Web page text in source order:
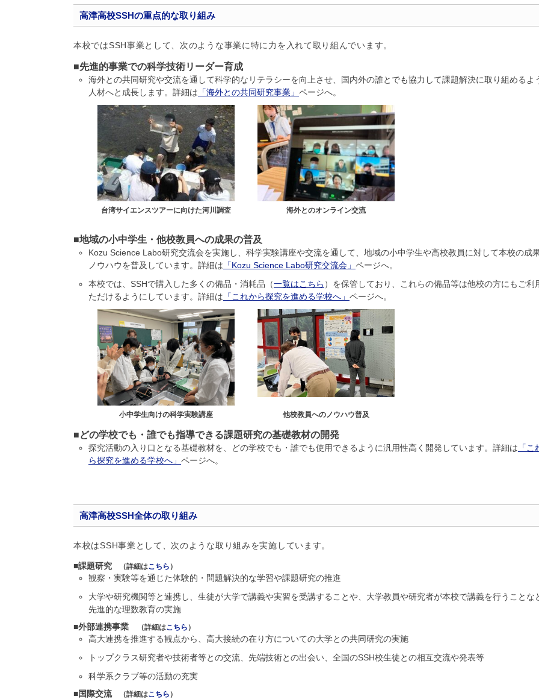
高津高校SSHの重点的な取り組み
本校ではSSH事業として、次のような事業に特に力を入れて取り組んでいます。
■先進的事業での科学技術リーダー育成
海外との共同研究や交流を通して科学的なリテラシーを向上させ、国内外の誰とでも協力して課題解決に取り組めるよ
人材へと成長します。詳細は 「海外との共同研究事業」 ページへ。
台湾サイエンスツアーに向けた河川調査 海外とのオンライン交流
■地域の小中学生・他校教員への成果の普及
Kozu Science Labo研究交流会を実施し、科学実験講座や交流を通して、地域の小中学生や高校教員に対して本校の成
ノウハウを普及しています。詳細は 「Kozu Science Labo研究交流会」 ページへ。
本校では、SSHで購入した多くの備品・消耗品（一覧はこちら ）を保管しており、これらの備品等は他校の方にもご利
ただけるようにしています。詳細は 「これから探究を進める学校へ」 ページへ。
小中学生向けの科学実験講座 他校教員へのノウハウ普及
■どの学校でも・誰でも指導できる課題研究の基礎教材の開発
探究活動の入り口となる基礎教材を、どの学校でも・誰でも使用できるように汎用性高く開発しています。詳細は 「こ
ら探究を進める学校へ」 ページへ。
高津高校SSH全体の取り組み
本校はSSH事業として、次のような取り組みを実施しています。
■課題研究 （詳細はこちら ）
観察・実験等を通じた体験的・問題解決的な学習や課題研究の推進
大学や研究機関等と連携し、生徒が大学で講義や実習を受講することや、大学教員や研究者が本校で講義を行うことな
先進的な理数教育の実施
■外部連携事業
（詳細はこちら ）
高大連携を推進する観点から、高大接続の在り方についての大学との共同研究の実施
トップクラス研究者や技術者等との交流、先端技術との出会い、全国のSSH校生徒との相互交流や発表等
科学系クラブ等の活動の充実
■国際交流（詳細はこちら ）